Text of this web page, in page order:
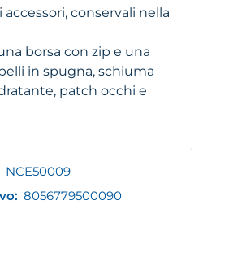
conservali nella
borsa con zip e una
in spugna, schiuma
patch occhi e
NCE50009
8056779500090